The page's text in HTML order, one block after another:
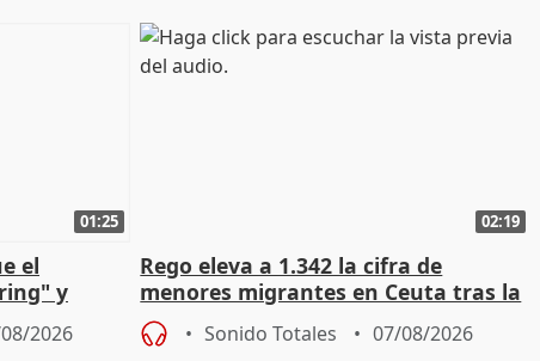
01:25
el
y
con
2026
02:19
Rego eleva a 1.342 la cifra de
menores migrantes en Ceuta tras la
entrada masiva
Sonido Totales 07/08/2026